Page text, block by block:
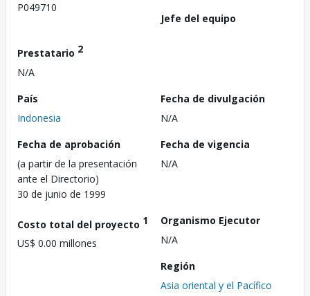
P049710
Jefe del equipo
Prestatario 2
N/A
País
Indonesia
Fecha de divulgación
N/A
Fecha de aprobación
(a partir de la presentación
ante el Directorio)
30 de junio de 1999
Fecha de vigencia
N/A
Costo total del proyecto 1
US$ 0.00 millones
Organismo Ejecutor
N/A
Región
Asia oriental y el Pacífico